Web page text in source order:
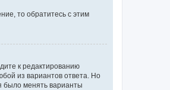
то обратитесь с этим
к редактированию
из вариантов ответа. Но
было менять варианты